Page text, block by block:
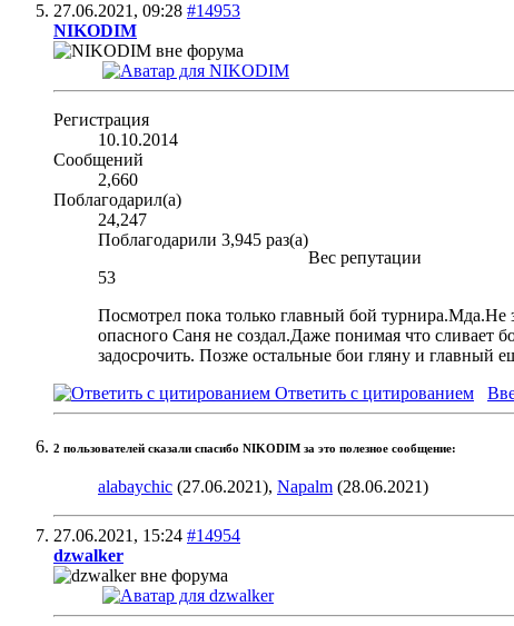
27.06.2021, 09:28 #14953
NIKODIM
Регистрация
10.10.2014
Сообщений
2,660
Поблагодарил(а)
24,247
Поблагодарили 3,945 раз(а)
Вес репутации
53
Посмотрел пока только главный бой
опасного Саня не создал.Даже понимая что сливает
задосрочить. Позже остальные бои гляну и главный
Ответить с цитированием
2 пользователей сказали cпасибо NIKODIM за это полезное сообщение:
alabaychic (27.06.2021), Napalm (28.06.2021)
27.06.2021, 15:24 #14954
dzwalker